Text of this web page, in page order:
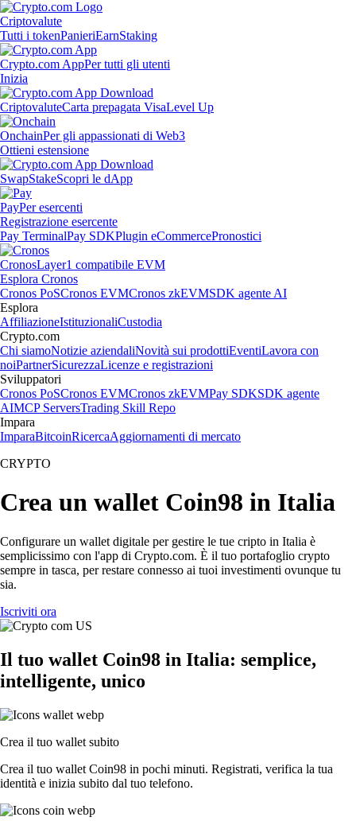
Criptovalute
Tutti i tokenPanieriEarnStaking
Crypto.com AppPer tutti gli utenti
Inizia
CriptovaluteCarta prepagata VisaLevel Up
OnchainPer gli appassionati di Web3
Ottieni estensione
SwapStakeScopri le dApp
PayPer esercenti
Registrazione esercente
Pay TerminalPay SDKPlugin eCommercePronostici
CronosLayer1 compatibile EVM
Esplora Cronos
Cronos PoSCronos EVMCronos zkEVMSDK agente AI
Esplora
AffiliazioneIstituzionaliCustodia
Crypto.com
Chi siamoNotizie aziendaliNovità sui prodottiEventiLavora con
noiPartnerSicurezzaLicenze e registrazioni
Sviluppatori
Cronos PoSCronos EVMCronos zkEVMPay SDKSDK agente
AIMCP ServersTrading Skill Repo
Impara
ImparaBitcoinRicercaAggiornamenti di mercato
CRYPTO
Crea un wallet Coin98 in Italia
Configurare un wallet digitale per gestire le tue cripto in Italia è
semplicissimo con l'app di Crypto.com. È il tuo portafoglio crypto
sempre in tasca, per restare connesso ai tuoi investimenti ovunque tu
sia.
Iscriviti ora
Il tuo wallet Coin98 in Italia: semplice,
intelligente, unico
Crea il tuo wallet subito
Crea il tuo wallet Coin98 in pochi minuti. Registrati, verifica la tua
identità e inizia subito dal tuo telefono.